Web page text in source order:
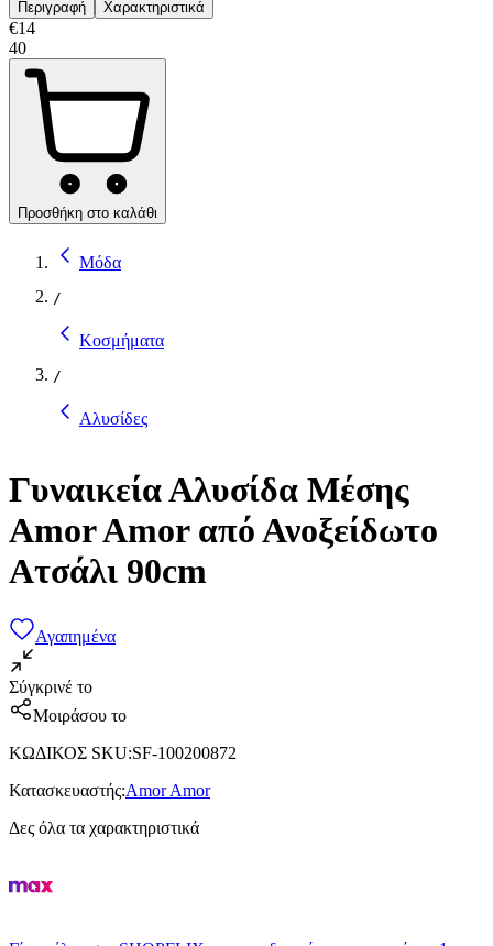
Περιγραφή Χαρακτηριστικά
€14
40
Προσθήκη στο καλάθι
Μόδα
/
Κοσμήματα
/
Αλυσίδες
Γυναικεία Αλυσίδα Μέσης
Amor Amor από Ανοξείδωτο
Ατσάλι 90cm
Αγαπημένα
Σύγκρινέ το
Μοιράσου το
ΚΩΔΙΚΟΣ SKU:SF-100200872
Κατασκευαστής:Amor Amor
Δες όλα τα χαρακτηριστικά